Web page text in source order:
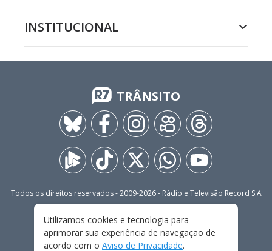
INSTITUCIONAL
TRÂNSITO
Todos os direitos reservados - 2009-2026- Rádio e Televisão Record S.A
FALE CONOSCO
PRIVACIDADE
TERMOS E CONDIÇÕES DE USO
Utilizamos cookies e tecnologia para
aprimorar sua experiência de navegação de
acordo com o Aviso de Privacidade.